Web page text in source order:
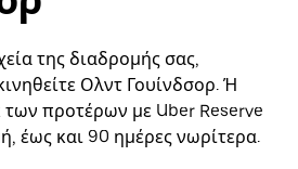
της διαδρομής σας,
Ολντ Γουίνδσορ. Ή
των προτέρων με Uber Reserve
έως και 90 ημέρες νωρίτερα.